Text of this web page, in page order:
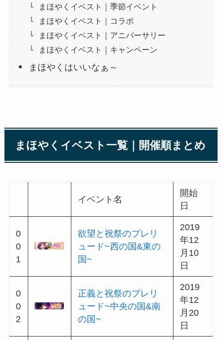
て、76個のイベストがあります。
読み応えがすごいですね!!!!!
目次
まほやくイベスト一覧｜シリーズ別順まと
め
まほやくイベスト｜職業シリーズ
まほやくイベスト｜場所シリーズ
まほやくイベスト｜専門店シリーズ
まほやくイベスト｜季節イベント
まほやくイベスト｜コラボ
まほやくイベスト｜キャンペーン
まほやくはいいなぁ～